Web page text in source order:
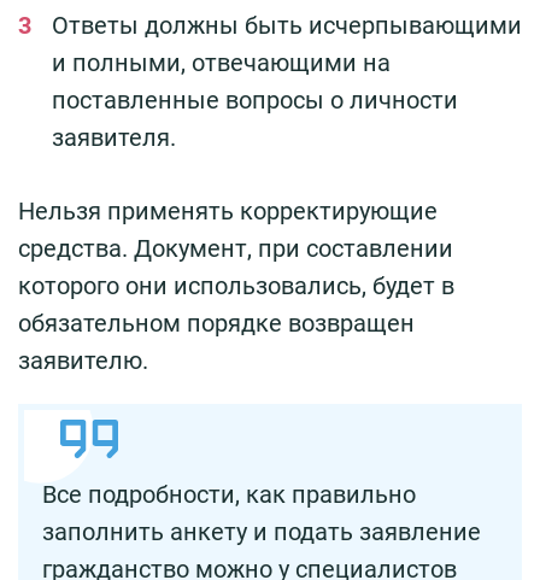
Ответы должны быть исчерпывающими
и полными, отвечающими на
поставленные вопросы о личности
заявителя.
Нельзя применять корректирующие
средства. Документ, при составлении
которого они использовались, будет в
обязательном порядке возвращен
заявителю.
Все подробности, как правильно
заполнить анкету и подать заявление
гражданство можно у специалистов